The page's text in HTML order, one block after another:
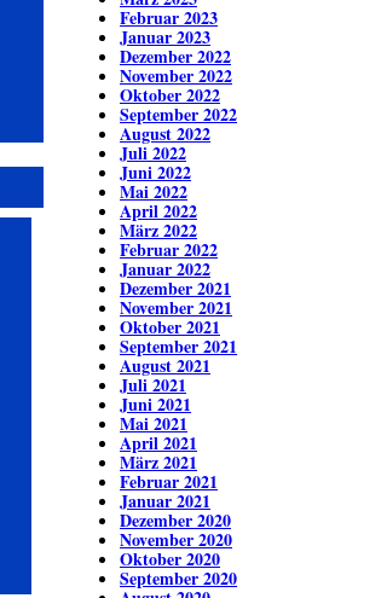
Februar 2023
Januar 2023
Dezember 2022
November 2022
Oktober 2022
September 2022
August 2022
Juli 2022
Juni 2022
Mai 2022
April 2022
März 2022
Februar 2022
Januar 2022
Dezember 2021
November 2021
Oktober 2021
September 2021
August 2021
Juli 2021
Juni 2021
Mai 2021
April 2021
März 2021
Februar 2021
Januar 2021
Dezember 2020
November 2020
Oktober 2020
September 2020